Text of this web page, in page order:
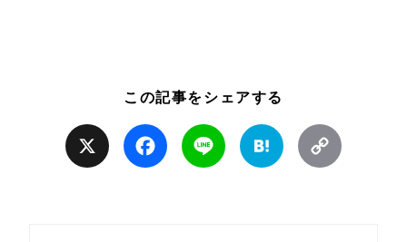
この記事をシェアする
Facebook Line Hatena